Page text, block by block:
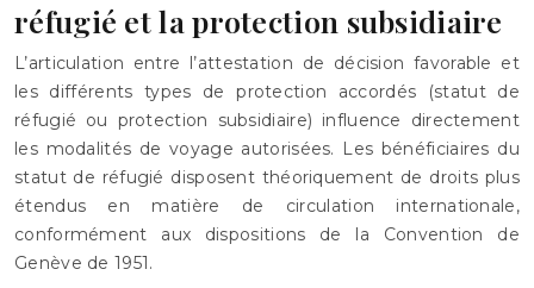
réfugié et la protection subsidiaire
L’articulation entre l’attestation de décision favorable et
les différents types de protection accordés (statut de
réfugié ou protection subsidiaire) influence directement
les modalités de voyage autorisées. Les bénéficiaires du
statut de réfugié disposent théoriquement de droits plus
étendus en matière de circulation internationale,
conformément aux dispositions de la Convention de
Genève de 1951.